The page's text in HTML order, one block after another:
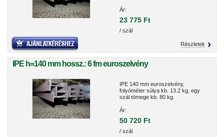
Ár:
23 775 Ft
/ szál
Részletek
IPE h=140 mm hossz.: 6 fm euroszelvény
IPE 140 mm euroszelvény,
folyóméter súlya kb. 13.2 kg, egy
szál tömege kb. 80 kg.
Ár:
50 720 Ft
/ szál